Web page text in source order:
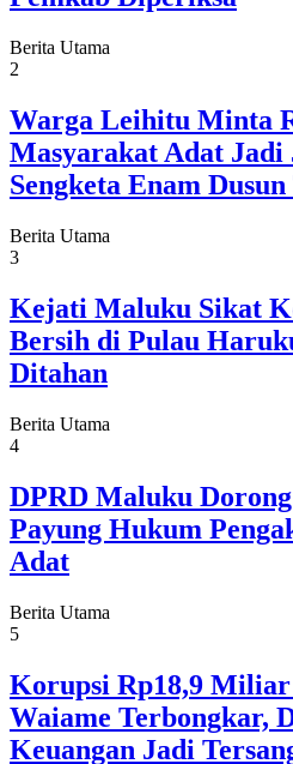
Berita Utama
2
Warga Leihitu Minta
Masyarakat Adat
Sengketa Enam
Berita Utama
3
Kejati Maluku Sikat
Bersih di Pulau
Ditahan
Berita Utama
4
DPRD Maluku
Payung Hukum
Adat
Berita Utama
5
Korupsi Rp18,9
Waiame Terbongkar,
Keuangan Jadi